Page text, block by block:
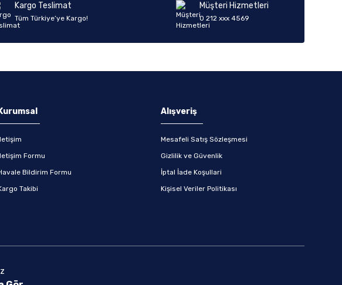
Kargo Teslimat
Tüm Türkiye’ye Kargo!
Müşteri Hizmetleri
0 212 xxx 4569
Kurumsal
Formu
Bildirim Formu
Takibi
Alışveriş
Mesafeli Satış Sözleşmesi
Gizlilik ve Güvenlik
İptal İade Koşullari
Kişisel Veriler Politikası